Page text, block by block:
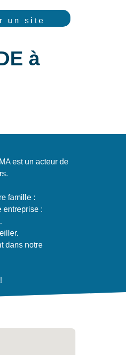
un site
à
est un acteur de
famille :
entreprise :
dans notre